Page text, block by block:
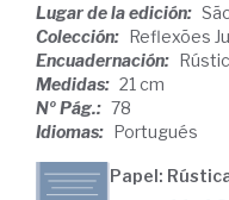
Lugar de la edición:
Colección: Reflexões
Encuadernación:
Medidas: 21 cm
Nº Pág.: 78
Idiomas: Portugués
Papel: